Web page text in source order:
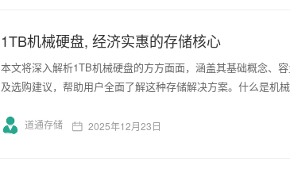
1TB机械硬盘, 经济实惠的存储核心
本文将深入解析1TB机械硬盘的方方面面，涵盖其基础概念、
及选购建议，帮助用户全面了解这种存储解决方案。什么是机
道通存储 2025年12月23日